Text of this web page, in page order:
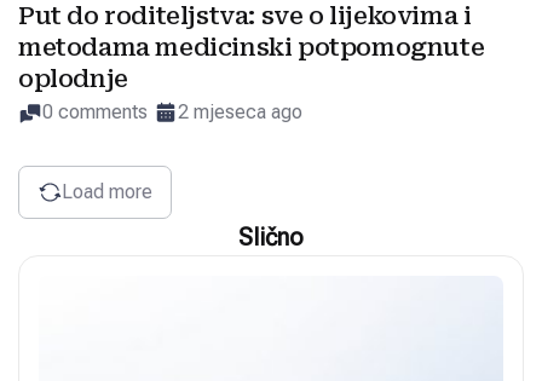
Put do roditeljstva: sve o lijekovima i
metodama medicinski potpomognute
oplodnje
0 comments 2 mjeseca ago
Load more
Slično